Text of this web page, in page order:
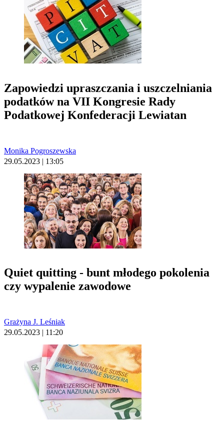
Zapowiedzi upraszczania i uszczelniania
podatków na VII Kongresie Rady
Podatkowej Konfederacji Lewiatan
Monika Pogroszewska
29.05.2023 | 13:05
Quiet quitting - bunt młodego pokolenia
czy wypalenie zawodowe
Grażyna J. Leśniak
29.05.2023 | 11:20